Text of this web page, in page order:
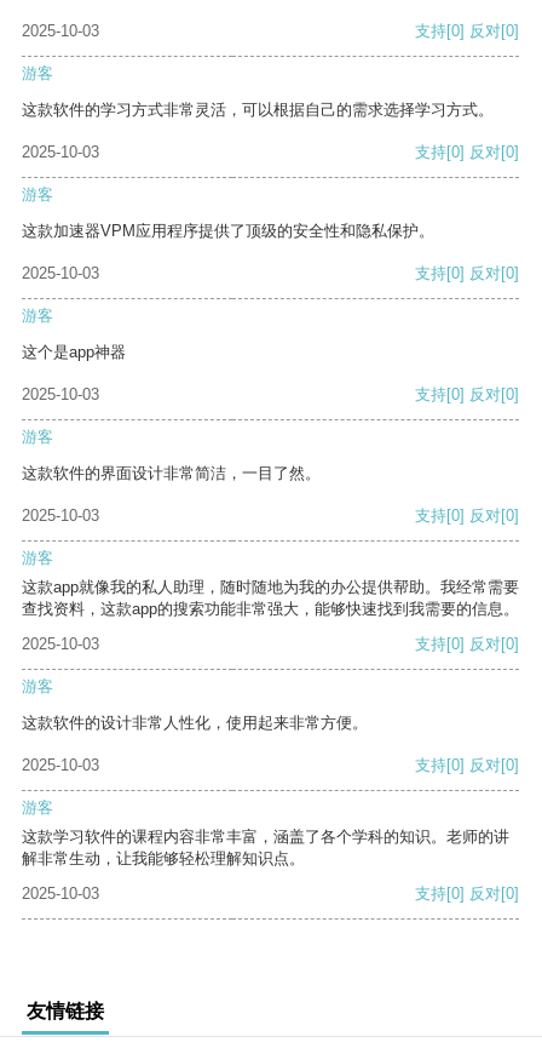
2025-10-03 支持[0] 反对[0]
游客
这款软件的学习方式非常灵活，可以根据自己的需求选择学习方式。
2025-10-03 支持[0] 反对[0]
游客
这款加速器VPM应用程序提供了顶级的安全性和隐私保护。
2025-10-03 支持[0] 反对[0]
游客
这个是app神器
2025-10-03 支持[0] 反对[0]
游客
这款软件的界面设计非常简洁，一目了然。
2025-10-03 支持[0] 反对[0]
游客
这款app就像我的私人助理，随时随地为我的办公提供帮助。我经常需要
查找资料，这款app的搜索功能非常强大，能够快速找到我需要的信息。
2025-10-03
支持[0] 反对[0]
游客
这款软件的设计非常人性化，使用起来非常方便。
2025-10-03 支持[0] 反对[0]
游客
这款学习软件的课程内容非常丰富，涵盖了各个学科的知识。老师的讲
解非常生动，让我能够轻松理解知识点。
2025-10-03
支持[0] 反对[0]
友情链接